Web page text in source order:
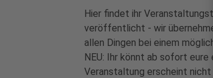
Hier findet ihr
veröffentlicht - wir
allen Dingen bei einem
NEU: Ihr könnt ab sofort eure
Veranstaltung erscheint nicht